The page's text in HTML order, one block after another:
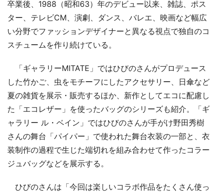
卒業後、1988（昭和63）年のデビュー以来、雑誌、ポス
ター、テレビCM、演劇、ダンス、バレエ、映画など幅広
い分野でファッションデザイナーと異なる視点で独自のコ
スチュームを作り続けている。
「ギャラリーMITATE」ではひびのさんがプロデュース
した竹かご、虫をモチーフにしたアクセサリー、日傘など
夏の雑貨を展示・販売するほか、新作としてエコに配慮し
た「エコレザー」を使ったバッグのシリーズも紹介。「ギ
ャラリー ル・ベイン」ではひびのさんが手がけ野田秀樹
さんの舞台「パイパー」で使われた舞台衣装の一部と、衣
装制作の過程で生じた端切れを組み合わせて作ったコラー
ジュバッグなどを展示する。
ひびのさんは「今回は楽しいコラボ作品をたくさん使っ